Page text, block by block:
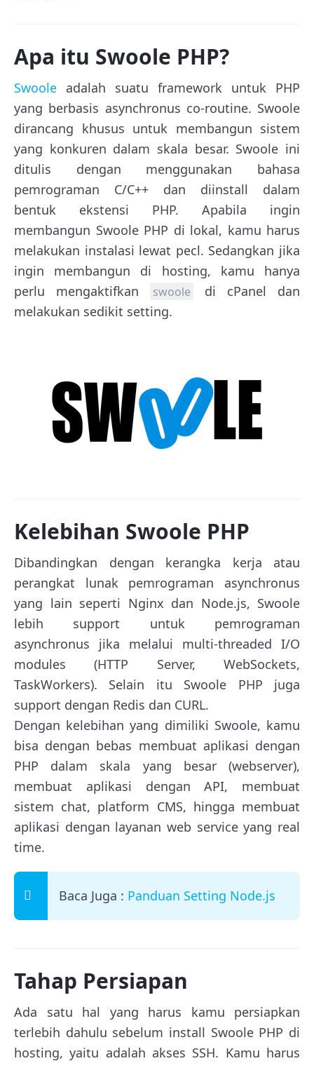
Apa itu Swoole PHP?
Swoole adalah suatu framework untuk PHP
yang berbasis asynchronus co-routine. Swoole
dirancang khusus untuk membangun sistem
yang konkuren dalam skala besar. Swoole ini
ditulis dengan menggunakan bahasa
pemrograman C/C++ dan diinstall dalam
bentuk ekstensi PHP. Apabila ingin
membangun Swoole PHP di lokal, kamu harus
melakukan instalasi lewat pecl. Sedangkan jika
ingin membangun di hosting, kamu hanya
perlu mengaktifkan
swoole
di cPanel dan
melakukan sedikit setting.
Kelebihan Swoole PHP
Dibandingkan dengan kerangka kerja atau
perangkat lunak pemrograman asynchronus
yang lain seperti Nginx dan Node.js, Swoole
lebih support untuk pemrograman
asynchronus jika melalui multi-threaded I/O
modules (HTTP Server, WebSockets,
TaskWorkers). Selain itu Swoole PHP juga
support dengan Redis dan CURL.
Dengan kelebihan yang dimiliki Swoole, kamu
bisa dengan bebas membuat aplikasi dengan
PHP dalam skala yang besar (webserver),
membuat aplikasi dengan API, membuat
sistem chat, platform CMS, hingga membuat
aplikasi dengan layanan web service yang real
time.
Baca Juga : Panduan Setting Node.js
Tahap Persiapan
Ada satu hal yang harus kamu persiapkan
terlebih dahulu sebelum install Swoole PHP di
hosting, yaitu adalah akses SSH. Kamu harus